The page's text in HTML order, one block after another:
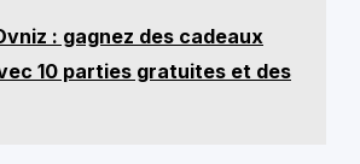
: gagnez des cadeaux
10 parties gratuites et des